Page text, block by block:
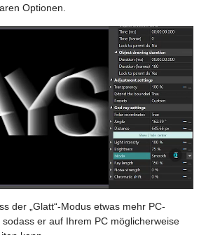
Optionen.
der „Glatt“-Modus etwas mehr PC-
er auf Ihrem PC möglicherweise